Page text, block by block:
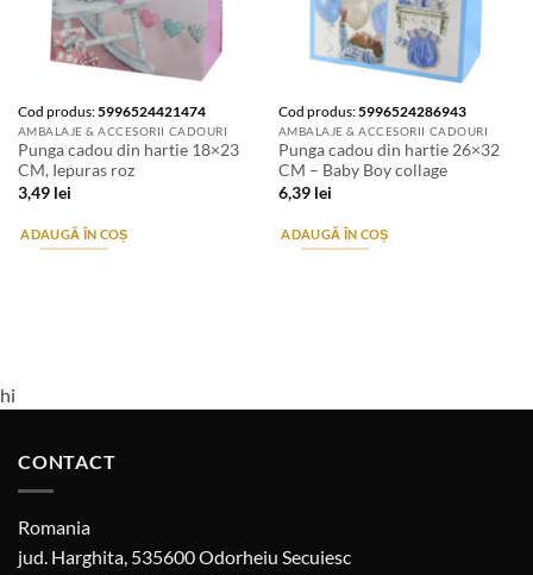
Cod produs:5996524421474
AMBALAJE & ACCESORII CADOURI
Punga cadou din hartie 18×23
CM, Iepuras roz
3,49 lei
ADAUGĂ ÎN COȘ
Cod produs:5996524286943
AMBALAJE & ACCESORII CADOURI
Punga cadou din hartie 26×32
CM – Baby Boy collage
6,39 lei
ADAUGĂ ÎN COȘ
hi
CONTACT
Romania
jud. Harghita, 535600 Odorheiu Secuiesc